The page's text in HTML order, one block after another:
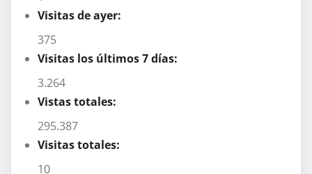
Visitas de ayer:
375
Visitas los últimos 7 días:
3.264
Vistas totales:
295.387
Visitas totales:
10